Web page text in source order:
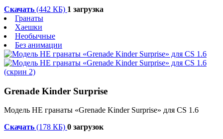
Скачать (442 КБ) 1 загрузка
Гранаты
Хаешки
Необычные
Без анимации
Grenade Kinder Surprise
Модель HE гранаты «Grenade Kinder Surprise» для CS 1.6
Скачать (178 КБ) 0 загрузок